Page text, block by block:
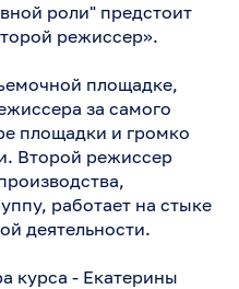
роли" предстоит
режиссер».
площадке,
за самого
площадки и громко
Второй режиссер
работает на стыке
деятельности.
курса - Екатерины